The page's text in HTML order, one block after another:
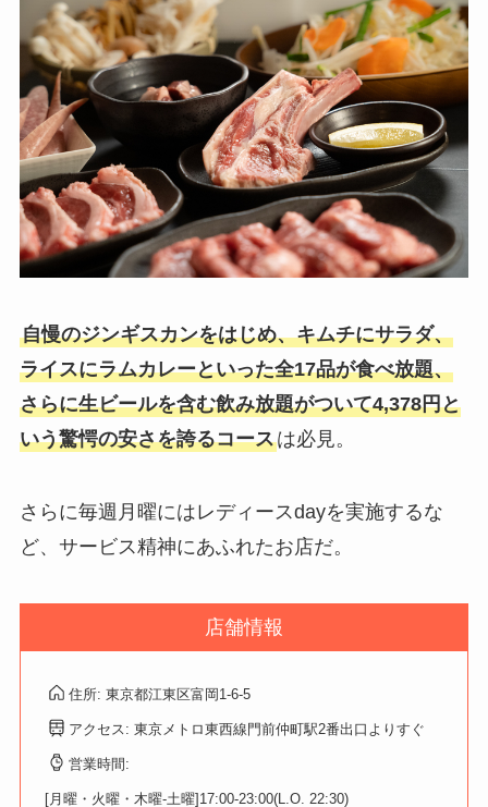
自慢のジンギスカンをはじめ、キムチにサラダ、
ライスにラムカレーといった全17品が食べ放題、
さらに生ビールを含む飲み放題がついて4,378円と
いう驚愕の安さを誇るコースは必見。
さらに毎週月曜にはレディースdayを実施するな
ど、サービス精神にあふれたお店だ。
店舗情報
住所: 東京都江東区富岡1-6-5
アクセス: 東京メトロ東西線門前仲町駅2番出口よりすぐ
営業時間:
[月曜・火曜・木曜-土曜]17:00-23:00(L.O. 22:30)